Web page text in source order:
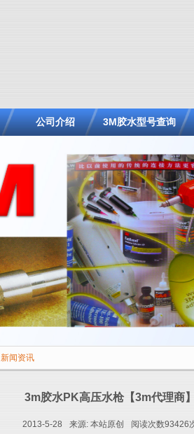
公司介绍 3M胶水型号查询
新闻资讯
3m胶水PK高压水枪【3m代理商
2013-5-28 来源: 本站原创 阅读次数93426